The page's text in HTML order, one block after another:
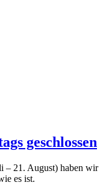
geschlossen
– 21. August) haben wir
es ist.